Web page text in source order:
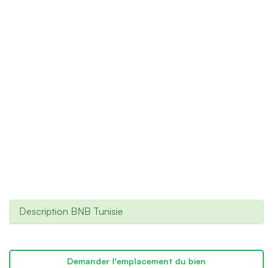
Description BNB Tunisie
Demander l'emplacement du bien